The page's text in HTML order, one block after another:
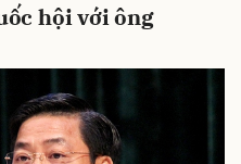
hội với ông